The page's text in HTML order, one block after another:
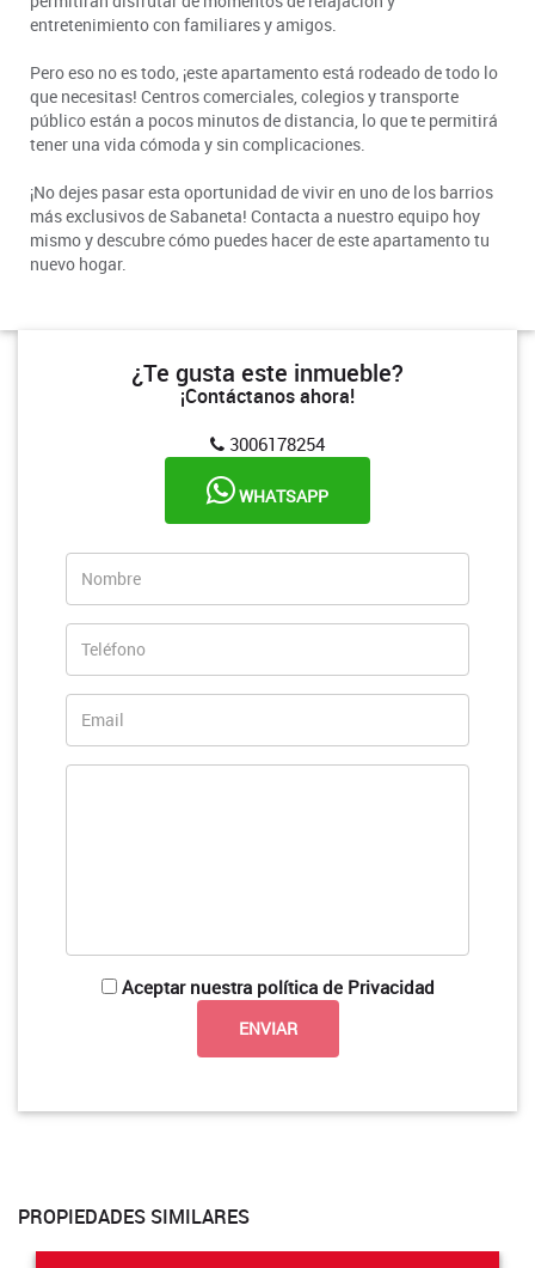
entretenimiento con familiares y amigos.
Pero eso no es todo, ¡este apartamento está rodeado de todo lo
que necesitas! Centros comerciales, colegios y transporte
público están a pocos minutos de distancia, lo que te permitirá
tener una vida cómoda y sin complicaciones.
¡No dejes pasar esta oportunidad de vivir en uno de los barrios
más exclusivos de Sabaneta! Contacta a nuestro equipo hoy
mismo y descubre cómo puedes hacer de este apartamento tu
nuevo hogar.
¿Te gusta este inmueble?
¡Contáctanos ahora!
3006178254
WHATSAPP
Aceptar nuestra política de Privacidad
PROPIEDADES SIMILARES